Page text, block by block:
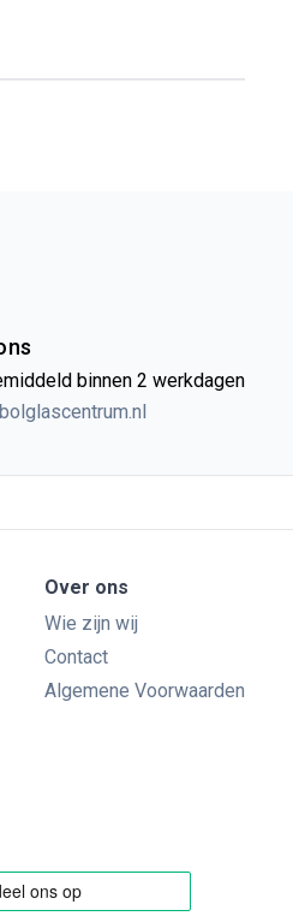
binnen 2 werkdagen
Over ons
Wie zijn wij
Contact
Algemene Voorwaarden